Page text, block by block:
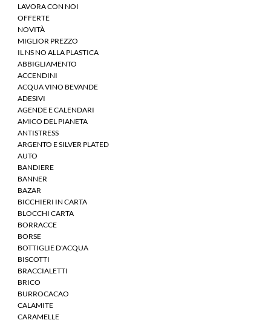
LAVORA CON NOI
OFFERTE
NOVITÀ
MIGLIOR PREZZO
IL NS NO ALLA PLASTICA
ABBIGLIAMENTO
ACCENDINI
ACQUA VINO BEVANDE
ADESIVI
AGENDE E CALENDARI
AMICO DEL PIANETA
ANTISTRESS
ARGENTO E SILVER PLATED
AUTO
BANDIERE
BANNER
BAZAR
BICCHIERI IN CARTA
BLOCCHI CARTA
BORRACCE
BORSE
BOTTIGLIE D'ACQUA
BISCOTTI
BRACCIALETTI
BRICO
BURROCACAO
CALAMITE
CARAMELLE